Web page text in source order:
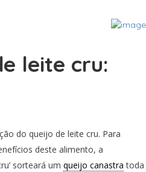
leite cru:
do queijo de leite cru. Para
deste alimento, a
sorteará um queijo canastra toda